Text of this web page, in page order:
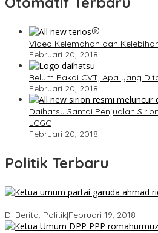
Video Kelemahan dan
Februari 20, 2018
Belum Pakai CVT, Apa yang
Februari 20, 2018
Daihatsu Santai Penjualan
LCGC
Februari 20, 2018
Politik Terbaru
Di Berita, Politik|Februari 19, 2018